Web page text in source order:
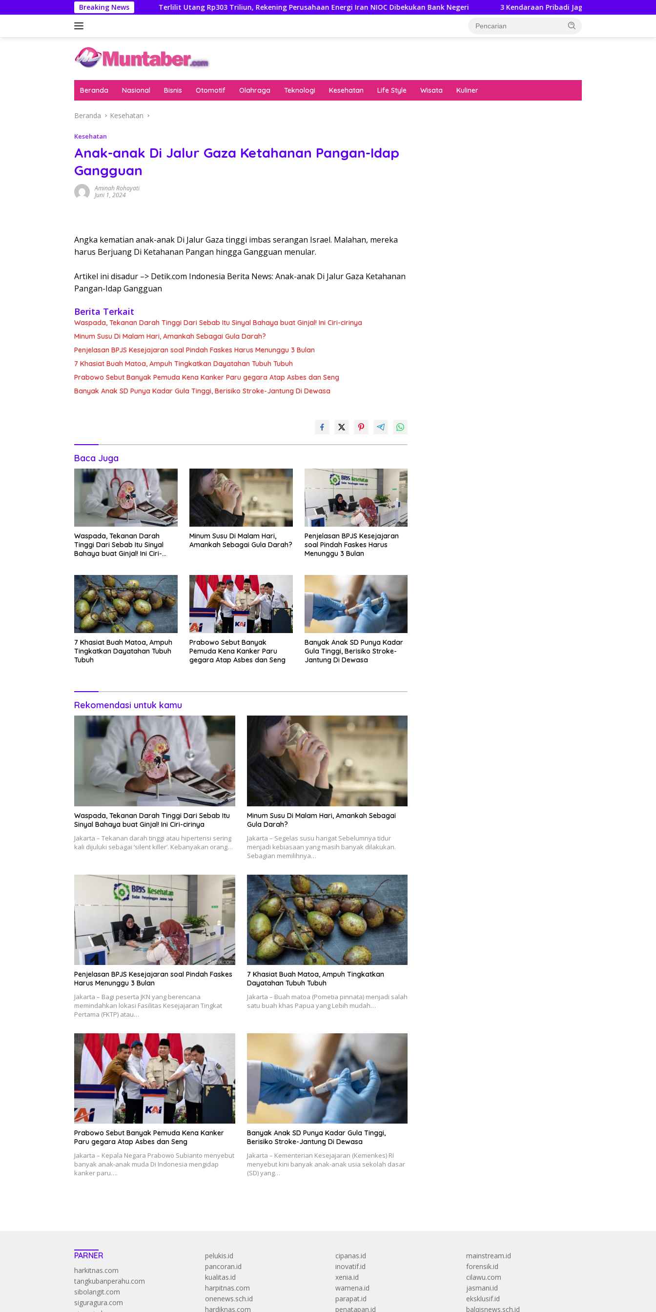
ke
Breaking News
Febrie Adriansyah Terlilit Utang Rp303 Triliun, Rekening Perusahaan Energi Iran NIOC Dibekukan Bank Negeri 3 Kendaraan Pribadi Jagoan Suzuki Bisa Dijajal Langsung
Beranda Nasional Bisnis Otomotif Olahraga Teknologi Kesehatan Life Style Wisata Kuliner
Beranda Kesehatan
Kesehatan
Anak-anak Di Jalur Gaza Ketahanan Pangan-Idap
Gangguan
Aminah Rohayati
Juni 1, 2024
Angka kematian anak-anak Di Jalur Gaza tinggi imbas serangan Israel. Malahan, mereka
harus Berjuang Di Ketahanan Pangan hingga Gangguan menular.
Artikel ini disadur –> Detik.com Indonesia Berita News: Anak-anak Di Jalur Gaza Ketahanan
Pangan-Idap Gangguan
Berita Terkait
Waspada, Tekanan Darah Tinggi Dari Sebab Itu Sinyal Bahaya buat Ginjal! Ini Ciri-cirinya
Minum Susu Di Malam Hari, Amankah Sebagai Gula Darah?
Penjelasan BPJS Kesejajaran soal Pindah Faskes Harus Menunggu 3 Bulan
7 Khasiat Buah Matoa, Ampuh Tingkatkan Dayatahan Tubuh Tubuh
Prabowo Sebut Banyak Pemuda Kena Kanker Paru gegara Atap Asbes dan Seng
Banyak Anak SD Punya Kadar Gula Tinggi, Berisiko Stroke-Jantung Di Dewasa
Baca Juga
Waspada, Tekanan Darah
Tinggi Dari Sebab Itu Sinyal
Bahaya buat Ginjal! Ini Ciri-
Minum Susu Di Malam Hari,
Amankah Sebagai Gula Darah?
Penjelasan BPJS Kesejajaran
soal Pindah Faskes Harus
Menunggu 3 Bulan
7 Khasiat Buah Matoa, Ampuh
Tingkatkan Dayatahan Tubuh
Tubuh
Prabowo Sebut Banyak
Pemuda Kena Kanker Paru
gegara Atap Asbes dan Seng
Banyak Anak SD Punya Kadar
Gula Tinggi, Berisiko Stroke-
Jantung Di Dewasa
Rekomendasi untuk kamu
Waspada, Tekanan Darah Tinggi Dari Sebab Itu
Sinyal Bahaya buat Ginjal! Ini Ciri-cirinya
Jakarta – Tekanan darah tinggi atau hipertensi sering
kali dijuluki sebagai ‘silent killer’. Kebanyakan orang…
Minum Susu Di Malam Hari, Amankah Sebagai
Gula Darah?
Jakarta – Segelas susu hangat Sebelumnya tidur
menjadi kebiasaan yang masih banyak dilakukan.
Sebagian memilihnya…
Penjelasan BPJS Kesejajaran soal Pindah Faskes
Harus Menunggu 3 Bulan
Jakarta – Bagi peserta JKN yang berencana
memindahkan lokasi Fasilitas Kesejajaran Tingkat
Pertama (FKTP) atau…
7 Khasiat Buah Matoa, Ampuh Tingkatkan
Dayatahan Tubuh Tubuh
Jakarta – Buah matoa (Pometia pinnata) menjadi salah
satu buah khas Papua yang Lebih mudah…
Prabowo Sebut Banyak Pemuda Kena Kanker
Paru gegara Atap Asbes dan Seng
Jakarta – Kepala Negara Prabowo Subianto menyebut
banyak anak-anak muda Di Indonesia mengidap
kanker paru….
Banyak Anak SD Punya Kadar Gula Tinggi,
Berisiko Stroke-Jantung Di Dewasa
Jakarta – Kementerian Kesejajaran (Kemenkes) RI
menyebut kini banyak anak-anak usia sekolah dasar
(SD) yang…
PARNER
harkitnas.com
tangkubanperahu.com
sibolangit.com
siguragura.com
pelukis.id
pancoran.id
kualitas.id
harpitnas.com
onenews.sch.id
hardiknas.com
cipanas.id
inovatif.id
xenia.id
wamena.id
parapat.id
penatapan.id
mainstream.id
forensik.id
cilawu.com
jasmani.id
eksklusif.id
balqisnews.sch.id